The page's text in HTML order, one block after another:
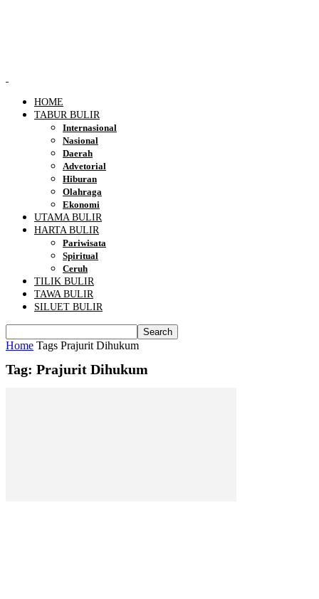
HOME
TABUR BULIR
Internasional
Nasional
Daerah
Advetorial
Hiburan
Olahraga
Ekonomi
UTAMA BULIR
HARTA BULIR
Pariwisata
Spiritual
Ceruh
TILIK BULIR
TAWA BULIR
SILUET BULIR
Home Tags Prajurit Dihukum
Tag: Prajurit Dihukum